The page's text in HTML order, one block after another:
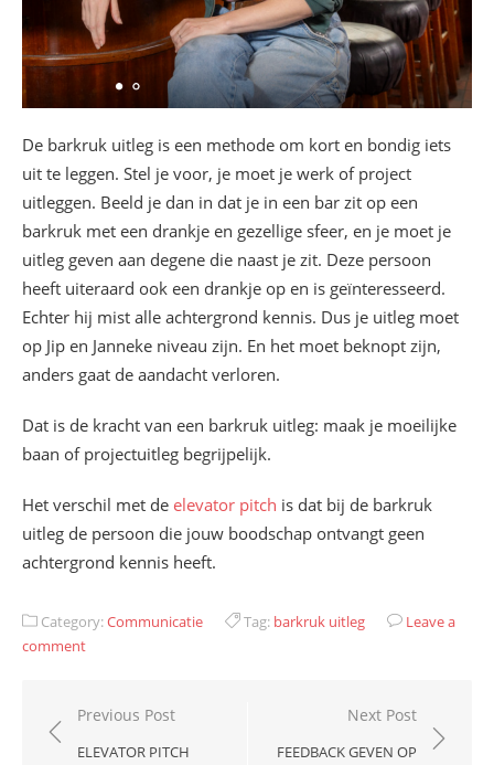
De barkruk uitleg is een methode om kort en bondig iets
uit te leggen. Stel je voor, je moet je werk of project
uitleggen. Beeld je dan in dat je in een bar zit op een
barkruk met een drankje en gezellige sfeer, en je moet je
uitleg geven aan degene die naast je zit. Deze persoon
heeft uiteraard ook een drankje op en is geïnteresseerd.
Echter hij mist alle achtergrond kennis. Dus je uitleg moet
op Jip en Janneke niveau zijn. En het moet beknopt zijn,
anders gaat de aandacht verloren.
Dat is de kracht van een barkruk uitleg: maak je moeilijke
baan of projectuitleg begrijpelijk.
Het verschil met de elevator pitch is dat bij de barkruk
uitleg de persoon die jouw boodschap ontvangt geen
achtergrond kennis heeft.
Category:Communicatie Tag: barkruk uitleg
Leave a
comment
Bericht
navigatie
Previous Post
ELEVATOR PITCH
Next Post
FEEDBACK GEVEN OP